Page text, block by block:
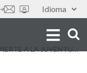
Idioma
Outils